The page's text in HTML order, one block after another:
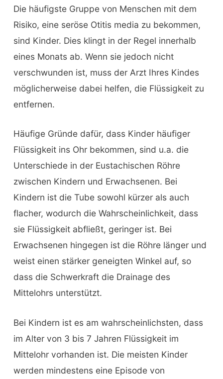
Die häufigste Gruppe von Menschen mit dem
Risiko, eine seröse Otitis media zu bekommen,
sind Kinder. Dies klingt in der Regel innerhalb
eines Monats ab. Wenn sie jedoch nicht
verschwunden ist, muss der Arzt Ihres Kindes
möglicherweise dabei helfen, die Flüssigkeit zu
entfernen.
Häufige Gründe dafür, dass Kinder häufiger
Flüssigkeit ins Ohr bekommen, sind u.a. die
Unterschiede in der Eustachischen Röhre
zwischen Kindern und Erwachsenen. Bei
Kindern ist die Tube sowohl kürzer als auch
flacher, wodurch die Wahrscheinlichkeit, dass
sie Flüssigkeit abfließt, geringer ist. Bei
Erwachsenen hingegen ist die Röhre länger und
weist einen stärker geneigten Winkel auf, so
dass die Schwerkraft die Drainage des
Mittelohrs unterstützt.
Bei Kindern ist es am wahrscheinlichsten, dass
im Alter von 3 bis 7 Jahren Flüssigkeit im
Mittelohr vorhanden ist. Die meisten Kinder
werden mindestens eine Episode von